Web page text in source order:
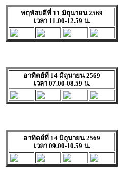
พฤหัสบดีที่ 11 มิถุนายน 2569
เวลา 11.00-12.59 น.
อาทิตย์ที่ 14 มิถุนายน 2569
เวลา 07.00-08.59 น.
อาทิตย์ที่ 14 มิถุนายน 2569
เวลา 09.00-10.59 น.